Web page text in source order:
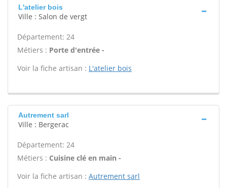
L'atelier bois
Ville : Salon de vergt
Département: 24
Métiers : Porte d'entrée -
Voir la fiche artisan : L'atelier bois
Autrement sarl
Ville : Bergerac
Département: 24
Métiers : Cuisine clé en main -
Voir la fiche artisan : Autrement sarl